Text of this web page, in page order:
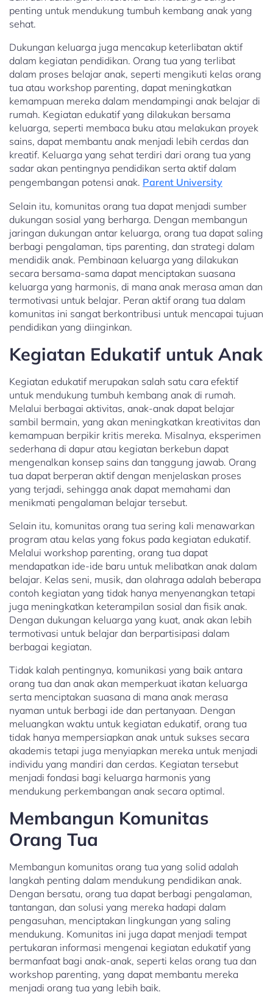
penting untuk mendukung tumbuh kembang anak yang
sehat.
Dukungan keluarga juga mencakup keterlibatan aktif
dalam kegiatan pendidikan. Orang tua yang terlibat
dalam proses belajar anak, seperti mengikuti kelas orang
tua atau workshop parenting, dapat meningkatkan
kemampuan mereka dalam mendampingi anak belajar di
rumah. Kegiatan edukatif yang dilakukan bersama
keluarga, seperti membaca buku atau melakukan proyek
sains, dapat membantu anak menjadi lebih cerdas dan
kreatif. Keluarga yang sehat terdiri dari orang tua yang
sadar akan pentingnya pendidikan serta aktif dalam
pengembangan potensi anak. Parent University
Selain itu, komunitas orang tua dapat menjadi sumber
dukungan sosial yang berharga. Dengan membangun
jaringan dukungan antar keluarga, orang tua dapat saling
berbagi pengalaman, tips parenting, dan strategi dalam
mendidik anak. Pembinaan keluarga yang dilakukan
secara bersama-sama dapat menciptakan suasana
keluarga yang harmonis, di mana anak merasa aman dan
termotivasi untuk belajar. Peran aktif orang tua dalam
komunitas ini sangat berkontribusi untuk mencapai tujuan
pendidikan yang diinginkan.
Kegiatan Edukatif untuk Anak
Kegiatan edukatif merupakan salah satu cara efektif
untuk mendukung tumbuh kembang anak di rumah.
Melalui berbagai aktivitas, anak-anak dapat belajar
sambil bermain, yang akan meningkatkan kreativitas dan
kemampuan berpikir kritis mereka. Misalnya, eksperimen
sederhana di dapur atau kegiatan berkebun dapat
mengenalkan konsep sains dan tanggung jawab. Orang
tua dapat berperan aktif dengan menjelaskan proses
yang terjadi, sehingga anak dapat memahami dan
menikmati pengalaman belajar tersebut.
Selain itu, komunitas orang tua sering kali menawarkan
program atau kelas yang fokus pada kegiatan edukatif.
Melalui workshop parenting, orang tua dapat
mendapatkan ide-ide baru untuk melibatkan anak dalam
belajar. Kelas seni, musik, dan olahraga adalah beberapa
contoh kegiatan yang tidak hanya menyenangkan tetapi
juga meningkatkan keterampilan sosial dan fisik anak.
Dengan dukungan keluarga yang kuat, anak akan lebih
termotivasi untuk belajar dan berpartisipasi dalam
berbagai kegiatan.
Tidak kalah pentingnya, komunikasi yang baik antara
orang tua dan anak akan memperkuat ikatan keluarga
serta menciptakan suasana di mana anak merasa
nyaman untuk berbagi ide dan pertanyaan. Dengan
meluangkan waktu untuk kegiatan edukatif, orang tua
tidak hanya mempersiapkan anak untuk sukses secara
akademis tetapi juga menyiapkan mereka untuk menjadi
individu yang mandiri dan cerdas. Kegiatan tersebut
menjadi fondasi bagi keluarga harmonis yang
mendukung perkembangan anak secara optimal.
Membangun Komunitas
Orang Tua
Membangun komunitas orang tua yang solid adalah
langkah penting dalam mendukung pendidikan anak.
Dengan bersatu, orang tua dapat berbagi pengalaman,
tantangan, dan solusi yang mereka hadapi dalam
pengasuhan, menciptakan lingkungan yang saling
mendukung. Komunitas ini juga dapat menjadi tempat
pertukaran informasi mengenai kegiatan edukatif yang
bermanfaat bagi anak-anak, seperti kelas orang tua dan
workshop parenting, yang dapat membantu mereka
menjadi orang tua yang lebih baik.